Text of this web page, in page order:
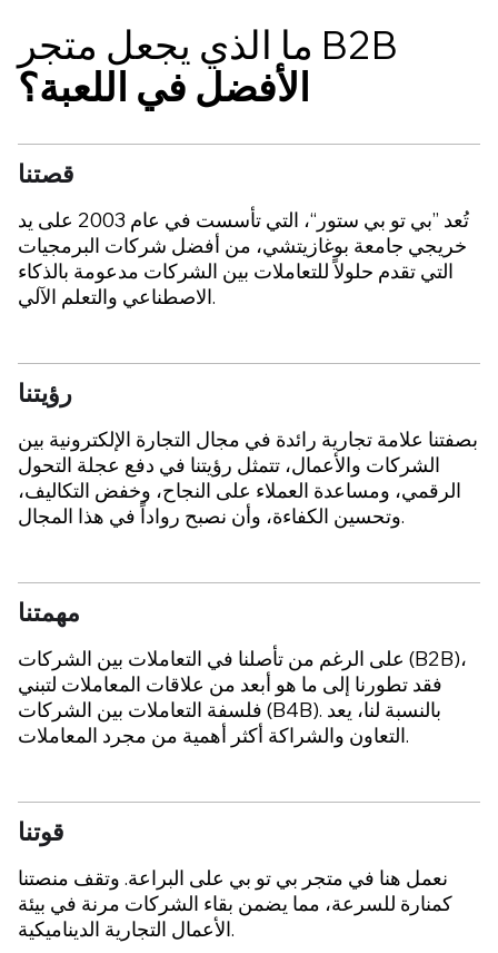
ما الذي يجعل متجر B2B
الأفضل في اللعبة؟
قصتنا
تُعد ”بي تو بي ستور“، التي تأسست في عام 2003 على يد
خريجي جامعة بوغازيتشي، من أفضل شركات البرمجيات
التي تقدم حلولاً للتعاملات بين الشركات مدعومة بالذكاء
الاصطناعي والتعلم الآلي.
رؤيتنا
بصفتنا علامة تجارية رائدة في مجال التجارة الإلكترونية بين
الشركات والأعمال، تتمثل رؤيتنا في دفع عجلة التحول
الرقمي، ومساعدة العملاء على النجاح، وخفض التكاليف،
وتحسين الكفاءة، وأن نصبح رواداً في هذا المجال.
مهمتنا
على الرغم من تأصلنا في التعاملات بين الشركات (B2B)،
فقد تطورنا إلى ما هو أبعد من علاقات المعاملات لتبني
فلسفة التعاملات بين الشركات (B4B). بالنسبة لنا، يعد
التعاون والشراكة أكثر أهمية من مجرد المعاملات.
قوتنا
نعمل هنا في متجر بي تو بي على البراعة. وتقف منصتنا
كمنارة للسرعة، مما يضمن بقاء الشركات مرنة في بيئة
الأعمال التجارية الديناميكية.